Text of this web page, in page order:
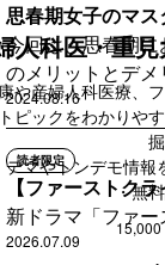
思春期女子のマ
今回は、思春期
のメリットとデメ
2024.08.16
読者限定
【ファーストク
新ドラマ「ファ
2026.07.09
人科医・重
や産婦人科医療、
ピックをわかりや
デマやトンデモ情報
・無
・サポートメンバー
15,000